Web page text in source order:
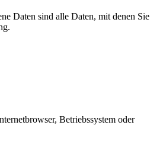
Daten sind alle Daten, mit denen Sie
Betriebssystem oder